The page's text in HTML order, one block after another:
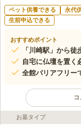
ペット供養できる 永代
生前申込できる
おすすめポイント
「川崎駅」から徒
自宅に仏壇を置く
全館バリアフリー
ライフドット編集部のコメ
お墓タイプ